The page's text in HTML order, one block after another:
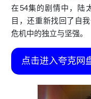
在54集的剧情中，陆
目，还重新找回了自
危机中的独立与坚强。
点击进入夸克网